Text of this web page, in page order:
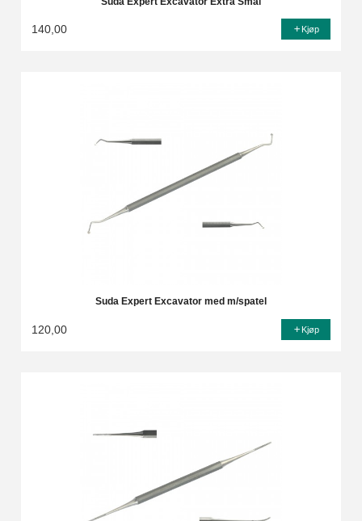
140,00 Kjøp
Suda Expert Excavator med m/spatel
120,00 Kjøp